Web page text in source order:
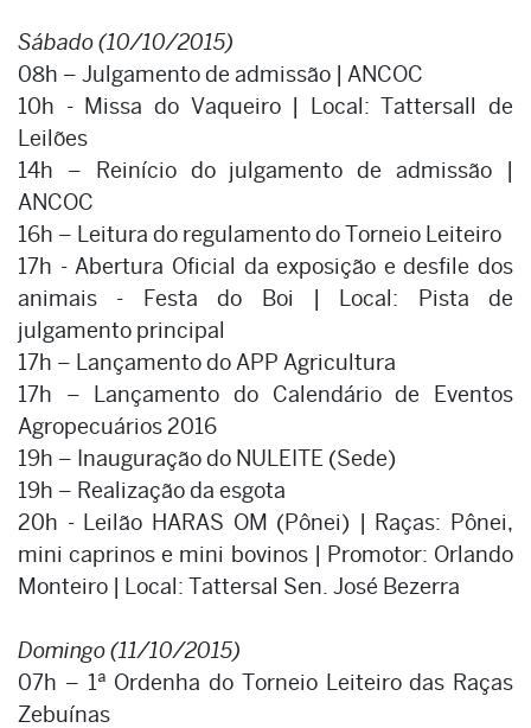
Sábado (10/10/2015)
08h – Julgamento de admissão | ANCOC
10h - Missa do Vaqueiro | Local: Tattersall de
Leilões
14h – Reinício do julgamento de admissão |
ANCOC
16h – Leitura do regulamento do Torneio Leiteiro
17h - Abertura Oficial da exposição e desfile dos
animais - Festa do Boi | Local: Pista de
julgamento principal
17h – Lançamento do APP Agricultura
17h – Lançamento do Calendário de Eventos
Agropecuários 2016
19h – Inauguração do NULEITE (Sede)
19h – Realização da esgota
20h - Leilão HARAS OM (Pônei) | Raças: Pônei,
mini caprinos e mini bovinos | Promotor: Orlando
Monteiro | Local: Tattersal Sen. José Bezerra
Domingo (11/10/2015)
07h – 1ª Ordenha do Torneio Leiteiro das Raças
Zebuínas